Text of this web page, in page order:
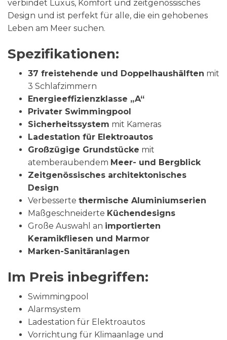
verbindet Luxus, Komfort und zeitgenössisches
Design und ist perfekt für alle, die ein gehobenes
Leben am Meer suchen.
Spezifikationen:
37 freistehende und Doppelhaushälften mit
3 Schlafzimmern
Energieeffizienzklasse „A“
Privater Swimmingpool
Sicherheitssystem mit Kameras
Ladestation für Elektroautos
Großzügige Grundstücke mit
atemberaubendem Meer- und Bergblick
Zeitgenössisches architektonisches
Design
Verbesserte thermische Aluminiumserien
Maßgeschneiderte Küchendesigns
Große Auswahl an importierten
Keramikfliesen und Marmor
Marken-Sanitäranlagen
Im Preis inbegriffen:
Swimmingpool
Alarmsystem
Ladestation für Elektroautos
Vorrichtung für Klimaanlage und